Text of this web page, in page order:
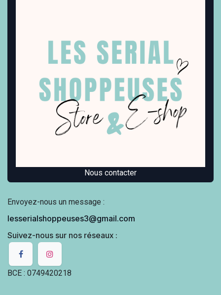
Nous contacter
Envoyez-nous un message :
lesserialshoppeuses3@gmail.com
Suivez-nous sur nos réseaux :
BCE : 0749420218